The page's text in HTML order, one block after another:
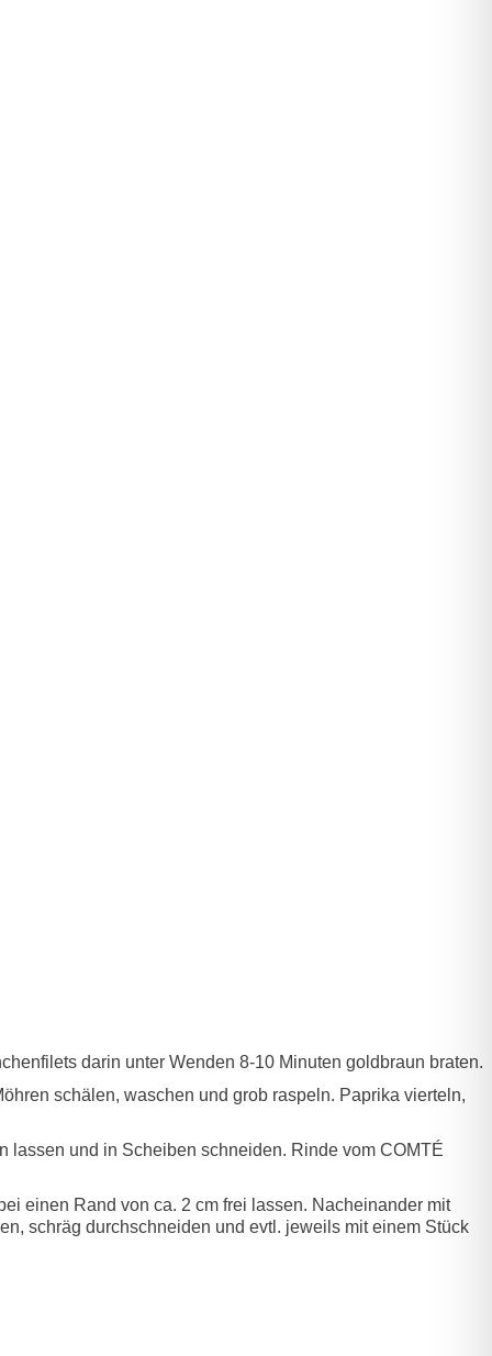
darin unter Wenden 8-10 Minuten goldbraun braten.
schälen, waschen und grob raspeln. Paprika vierteln,
lassen und in Scheiben schneiden. Rinde vom COMTÉ
einen Rand von ca. 2 cm frei lassen. Nacheinander mit
schräg durchschneiden und evtl. jeweils mit einem Stück